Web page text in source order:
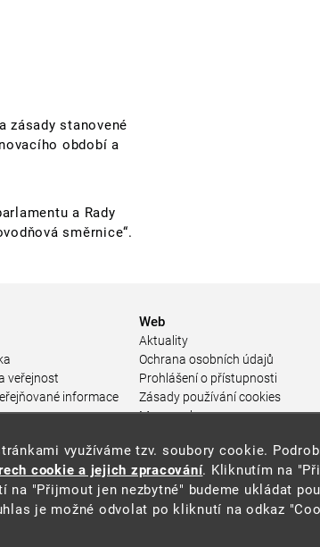
zásady stanovené
období a
a Rady
směrnice“.
veřejnost
informace
Web
Aktuality
Ochrana osobních údajů
Prohlášení o přístupnosti
Zásady používání cookies
Mapa webu
využíváme tzv. soubory cookie.
cookie a jejich zpracování. Kliknutím na
"Přijmout jen nezbytné" budeme ukládat
je možné odvolat po kliknutí na odkaz